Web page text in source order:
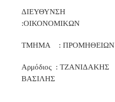
2017
2016
ΔΙΕΥΘΥΝΣΗ
:ΟΙΚΟΝΟΜΙΚΩΝ
ΤΜΗΜΑ : ΠΡΟΜΗΘΕΙΩΝ
Αρμόδιος : ΤΖΑΝΙΔΑΚΗΣ
ΒΑΣΙΛΗΣ